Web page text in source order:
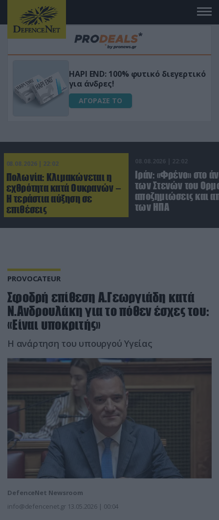
Μεταμόρφωσε τον κήπο σου με το
Ultra Box Μίνι Αλυσοπρίονο με
μπαταρία λιθίου
ΑΓΟΡΑΣΕ ΤΟ
08.08.2026 | 22:02
Πολωνία: Κλιμακώνεται η
εχθρότητα κατά Ουκρανών –
Η τεράστια αύξηση σε
επιθέσεις
08.08.2026 | 22:02
Ιράν: «Φρένο» στο
των Στενών του
αποζημιώσεις και
των ΗΠΑ
PROVOCATEUR
Σφοδρή επίθεση Α.Γεωργιάδη κατά
Ν.Ανδρουλάκη για το πόθεν έσχες του:
«Είναι υποκριτής»
Η ανάρτηση του υπουργού Υγείας
DefenceNet Newsroom
info@defencenet.gr 13.05.2026 | 00:04